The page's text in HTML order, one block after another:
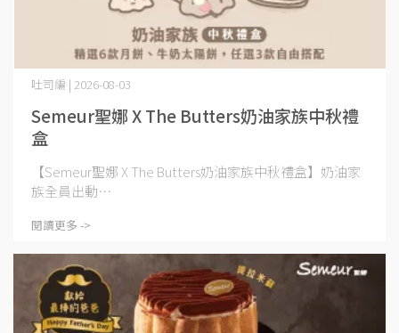
Semeur聖娜 X The Butters奶油家族中秋禮
盒
吐司編 | 2026-08-03
【Semeur聖娜 X The Butters奶油家族中秋禮盒】奶油家
族全員出動⋯
閱讀更多 ->